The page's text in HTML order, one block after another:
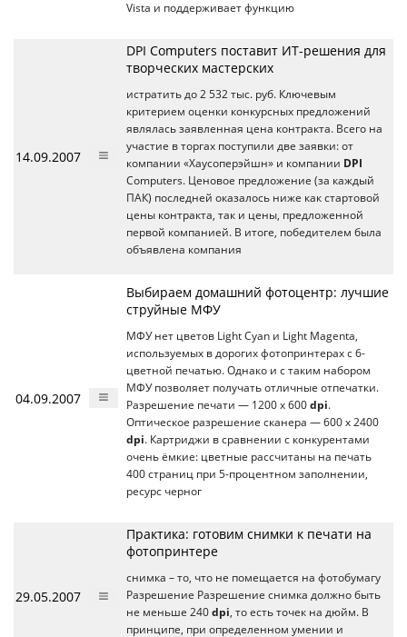
Vista и поддерживает функцию
14.09.2007
DPI Computers поставит ИТ-решения для
творческих мастерских
истратить до 2 532 тыс. руб. Ключевым
критерием оценки конкурсных предложений
являлась заявленная цена контракта. Всего на
участие в торгах поступили две заявки: от
компании «Хаусоперэйшн» и компании DPI
Computers. Ценовое предложение (за каждый
ПАК) последней оказалось ниже как стартовой
цены контракта, так и цены, предложенной
первой компанией. В итоге, победителем была
объявлена компания
04.09.2007
Выбираем домашний фотоцентр: лучшие
струйные МФУ
МФУ нет цветов Light Cyan и Light Magenta,
используемых в дорогих фотопринтерах с 6-
цветной печатью. Однако и с таким набором
МФУ позволяет получать отличные отпечатки.
Разрешение печати — 1200 х 600 dpi.
Оптическое разрешение сканера — 600 x 2400
dpi. Картриджи в сравнении с конкурентами
очень ёмкие: цветные рассчитаны на печать
400 страниц при 5-процентном заполнении,
ресурс черног
29.05.2007
Практика: готовим снимки к печати на
фотопринтере
снимка – то, что не помещается на фотобумагу
Разрешение Разрешение снимка должно быть
не меньше 240 dpi, то есть точек на дюйм. В
принципе, при определенном умении и